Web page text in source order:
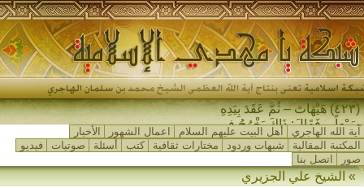
(٤٢٣) هَيْهَاتَ – ثُمَّ عَقَدَ بِيَدِهِ
سَبْعاً – فَقَالَ: ذَاكَ يَخْرُجُ فِي
آخِرِ الزَّمَانِ…
آية الله الهاجري أهل البيت عليهم السلام اعمال الشهور
الأخبار
المكتبة المقالية
شبهات وردود مختارات ثقافية كتب أسئلة صوتيات
فيديو
صور
اتصل بنا
»الشيخ علي الجزيري